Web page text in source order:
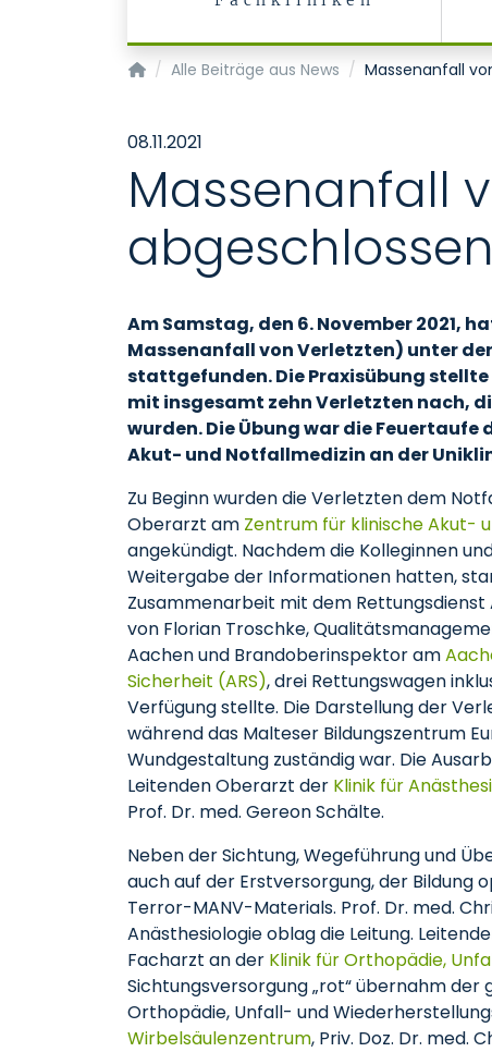
Startseite
Alle Beiträge aus News Massenanfall
08.11.2021
Massenanfall
abgeschlossen
Am Samstag, den 6. November 2021,
Massenanfall von Verletzten) unter
stattgefunden. Die Praxisübung
mit insgesamt zehn Verletzten nach,
wurden. Die Übung war die
Akut- und Notfallmedizin an der
Zu Beginn wurden die Verletzten dem
Oberarzt am Zentrum für klinische Akut-
angekündigt. Nachdem die Kolleginnen
Weitergabe der Informationen hatten,
Zusammenarbeit mit dem
von Florian Troschke,
Aachen und Brandoberinspektor am
Sicherheit (ARS), drei Rettungswagen
Verfügung stellte. Die Darstellung der
während das Malteser Bildungszentrum
Wundgestaltung zuständig war. Die
Leitenden Oberarzt der Klinik für
Prof. Dr. med. Gereon Schälte.
Neben der Sichtung, Wegeführung und
auch auf der Erstversorgung, der Bildung
Terror-MANV-Materials. Prof. Dr. med.
Anästhesiologie oblag die Leitung.
Facharzt an der Klinik für Orthopädie,
Sichtungsversorgung „rot“ übernahm
Orthopädie, Unfall- und
Wirbelsäulenzentrum, Priv. Doz. Dr. med.